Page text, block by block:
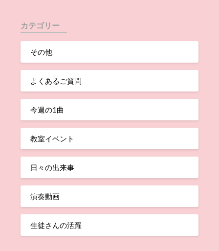
カテゴリー
その他
よくあるご質問
今週の1曲
教室イベント
日々の出来事
演奏動画
生徒さんの活躍